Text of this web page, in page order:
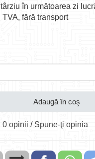
în următoarea zi
TVA, fără transport
Adaugă în coş
0 opinii / Spune-ţi opinia